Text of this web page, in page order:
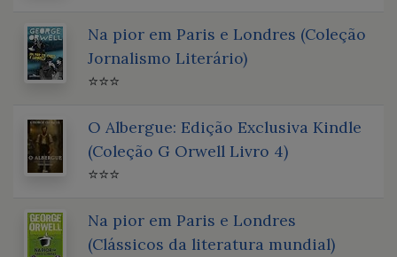
Na pior em Paris e Londres (Coleção
Jornalismo Literário)
⭐⭐⭐
O Albergue: Edição Exclusiva Kindle
(Coleção G Orwell Livro 4)
⭐⭐⭐
Na pior em Paris e Londres
(Clássicos da literatura mundial)